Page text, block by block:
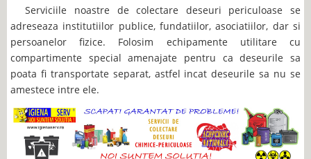
Serviciile noastre de colectare deseuri periculoase se
adreseaza institutiilor publice, fundatiilor, asociatiilor, dar si
persoanelor fizice. Folosim echipamente utilitare cu
compartimente special amenajate pentru ca deseurile sa
poata fi transportate separat, astfel incat deseurile sa nu se
amestece intre ele.